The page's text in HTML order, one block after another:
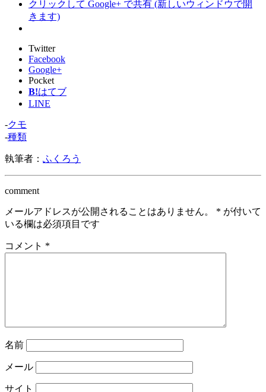
クリックして Google+ で共有 (新しいウィンドウで開
きます)
Twitter
Facebook
Google+
Pocket
B!はてブ
LINE
-クモ
-種類
執筆者： ふくろう
comment
メールアドレスが公開されることはありません。 * が付いて
いる欄は必須項目です
コメント *
名前
メール
サイト